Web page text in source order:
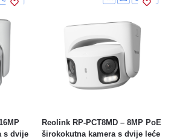
s dvije
Reolink RP-PCT8MD – 8MP PoE
širokokutna kamera s dvije leće